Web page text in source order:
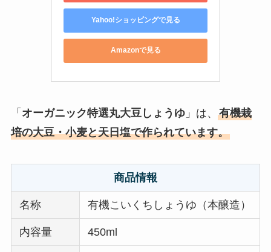
Yahoo!ショッピングで見る
Amazonで見る
「 オーガニック特選丸大豆しょうゆ」は、 有機栽
培の大豆・小麦と天日塩で作られています。
商品情報
名称 有機こいくちしょうゆ（本醸造）
内容量 450ml